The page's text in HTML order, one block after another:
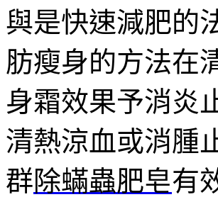
與是快速減肥的
肪瘦身的方法在
身霜效果予消炎
清熱涼血或消腫
群除蟎蟲肥皂有